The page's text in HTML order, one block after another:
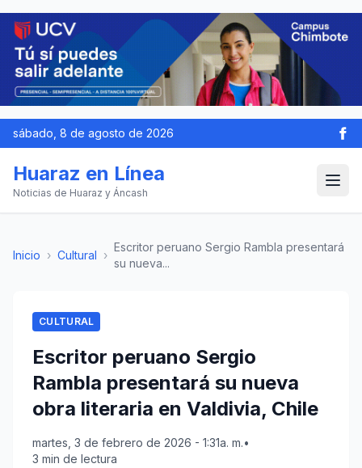
sábado, 8 de agosto de 2026
Huaraz en Línea
Noticias de Huaraz y Áncash
Inicio › Cultural ›
Escritor peruano Sergio Rambla presentará
su nueva...
CULTURAL
Escritor peruano Sergio
Rambla presentará su nueva
obra literaria en Valdivia, Chile
martes, 3 de febrero de 2026 - 1:31a. m.•
3 min de lectura